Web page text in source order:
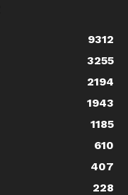
9312
3255
2194
1943
1185
610
407
228